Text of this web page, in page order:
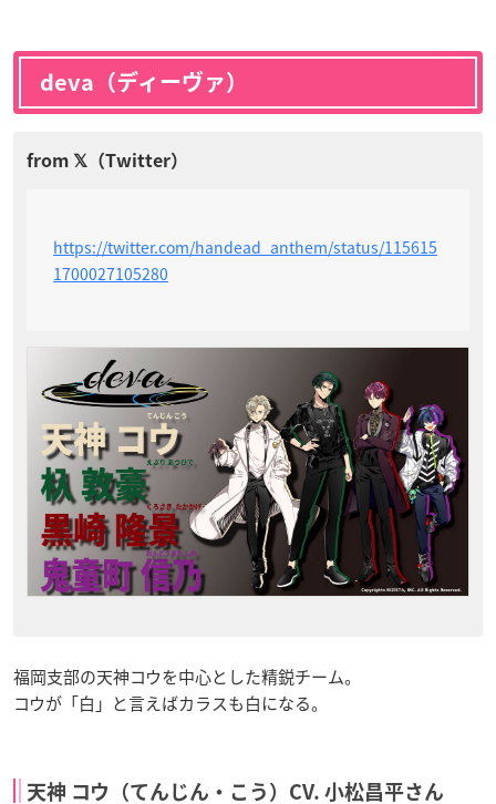
deva（ディーヴァ）
https://twitter.com/handead_anthem/status/115615
1700027105280
福岡支部の天神コウを中心とした精鋭チーム。
コウが「白」と言えばカラスも白になる。
天神 コウ（てんじん・こう）CV. 小松昌平さん